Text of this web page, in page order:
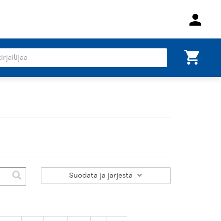
person
shopping_cart
Suodata ja järjestä